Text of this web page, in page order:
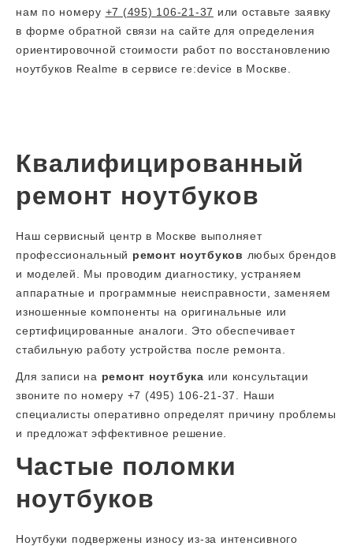
нам по номеру +7 (495) 106-21-37 или оставьте заявку
в форме обратной связи на сайте для определения
ориентировочной стоимости работ по восстановлению
ноутбуков Realme в сервисе re:device в Москве.
Квалифицированный
ремонт ноутбуков
Наш сервисный центр в Москве выполняет
профессиональный ремонт ноутбуков любых брендов
и моделей. Мы проводим диагностику, устраняем
аппаратные и программные неисправности, заменяем
изношенные компоненты на оригинальные или
сертифицированные аналоги. Это обеспечивает
стабильную работу устройства после ремонта.
Для записи на ремонт ноутбука или консультации
звоните по номеру +7 (495) 106-21-37. Наши
специалисты оперативно определят причину проблемы
и предложат эффективное решение.
Частые поломки
ноутбуков
Ноутбуки подвержены износу из-за интенсивного